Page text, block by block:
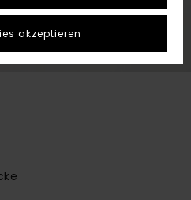
akzeptieren